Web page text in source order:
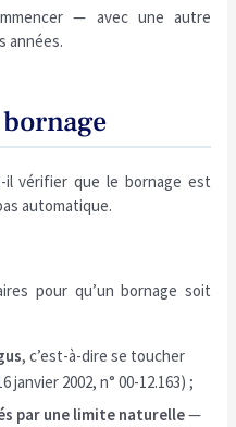
— avec une autre
années.
vérifier que le bornage est
automatique.
pour qu’un bornage soit
, c’est-à-dire se toucher
janvier 2002, n° 00-12.163) ;
par une limite naturelle—